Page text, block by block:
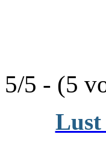
5/5 - (5
Lust